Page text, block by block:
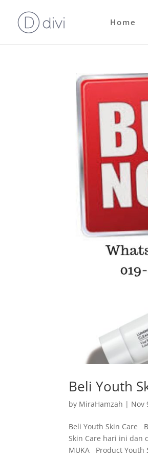
Home
Beli Youth
by MiraHamzah | Nov
Beli Youth Skin Care
Skin Care hari ini dan
MUKA Product Youth